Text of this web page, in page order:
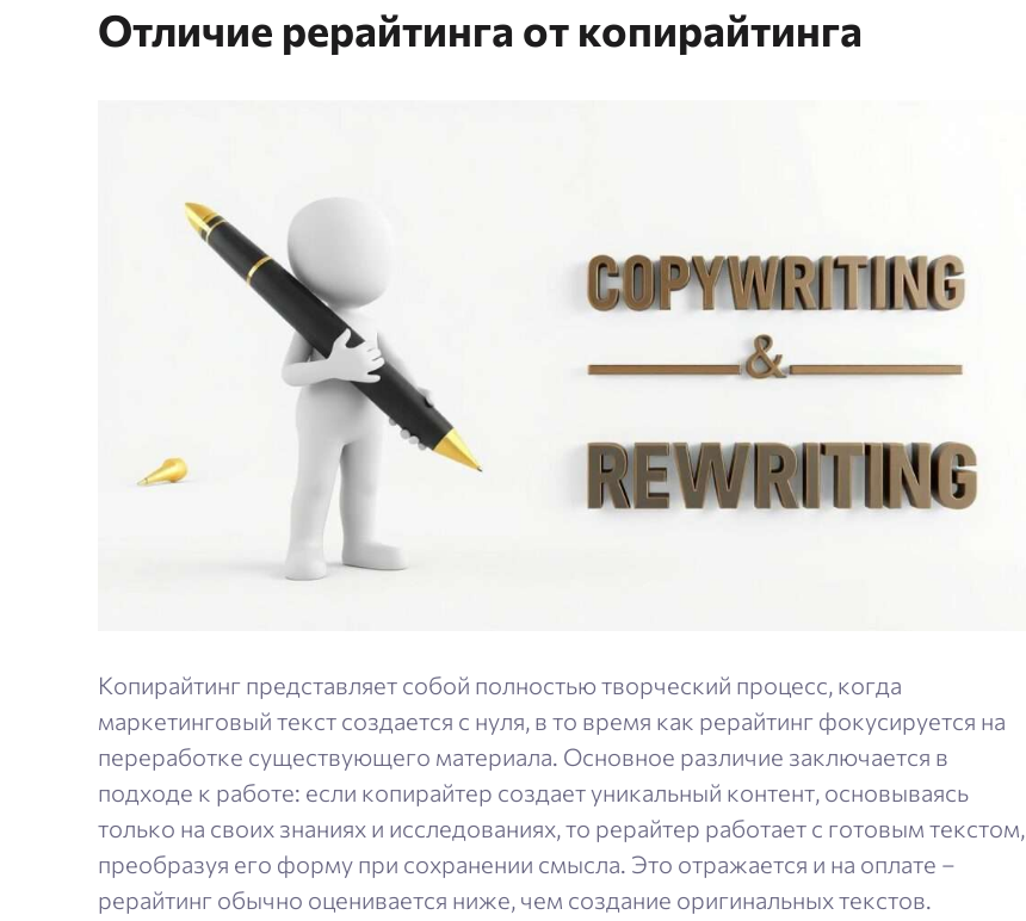
Отличие рерайтинга от копирайтинга
Копирайтинг представляет собой полностью творческий процесс, когда
маркетинговый текст создается с нуля, в то время как рерайтинг фокусируется на
переработке существующего материала. Основное различие заключается в
подходе к работе: если копирайтер создает уникальный контент, основываясь
только на своих знаниях и исследованиях, то рерайтер работает с готовым текстом,
преобразуя его форму при сохранении смысла. Это отражается и на оплате –
рерайтинг обычно оценивается ниже, чем создание оригинальных текстов.